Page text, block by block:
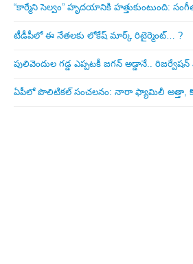
“కార్మేని సెల్వం” హృదయానికి హత్తుకుంటుంది:
టీడీపీలో ఈ నేత‌ల‌కు లోకేష్ మార్క్ రిటైర్మెంట్‌… ?
పులివెందుల గ‌డ్డ ఎప్ప‌ట‌కీ జ‌గ‌న్ అడ్డానే..
ఏపీలో పొలిటిక‌ల్ సంచ‌ల‌నం: నారా ఫ్యామిలీ అత్తా,